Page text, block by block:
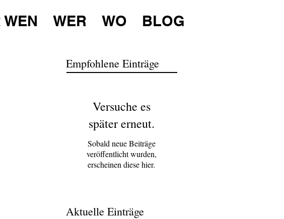
WEN WER WO BLOG
Empfohlene Einträge
Versuche es
später erneut.
Sobald neue Beiträge
veröffentlicht wurden,
erscheinen diese hier.
Aktuelle Einträge